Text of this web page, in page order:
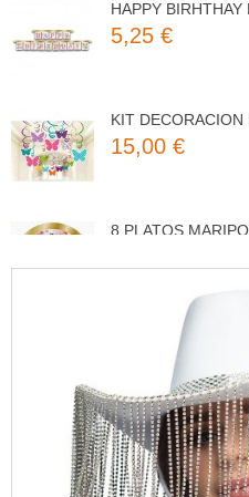
5,25 €
15,00 €
3,50 €